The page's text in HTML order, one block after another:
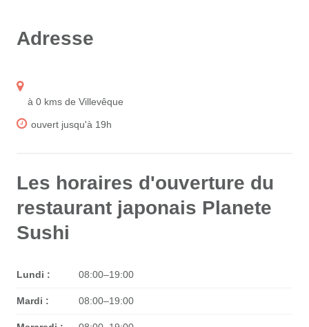
Adresse
à 0 kms de Villevêque
ouvert jusqu'à 19h
Les horaires d'ouverture du
restaurant japonais Planete
Sushi
Lundi : 08:00–19:00
Mardi : 08:00–19:00